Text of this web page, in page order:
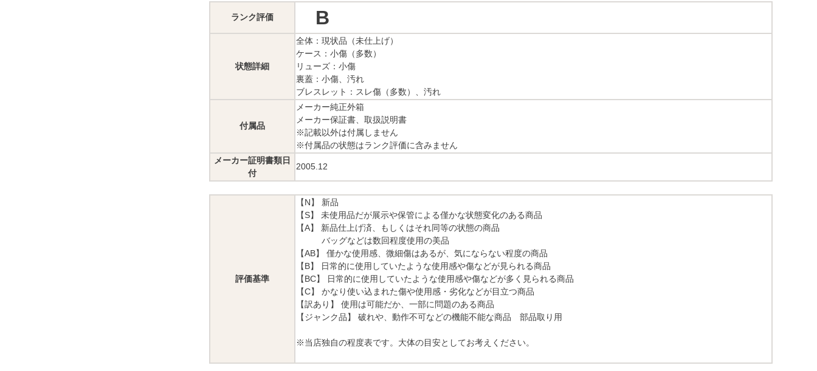
ランク評価 B
状態詳細
全体：現状品（未仕上げ）
ケース：小傷（多数）
リューズ：小傷
裏蓋：小傷、汚れ
ブレスレット：スレ傷（多数）、汚れ
付属品
メーカー純正外箱
メーカー保証書、取扱説明書
※記載以外は付属しません
※付属品の状態はランク評価に含みません
メーカー証明書類日
付
2005.12
評価基準
【N】 新品
【S】 未使用品だが展示や保管による僅かな状態変化のある商品
【A】 新品仕上げ済、もしくはそれ同等の状態の商品
バッグなどは数回程度使用の美品
【AB】 僅かな使用感、微細傷はあるが、気にならない程度の商品
【B】 日常的に使用していたような使用感や傷などが見られる商品
【BC】 日常的に使用していたような使用感や傷などが多く見られる商品
【C】 かなり使い込まれた傷や使用感・劣化などが目立つ商品
【訳あり】 使用は可能だか、一部に問題のある商品
【ジャンク品】 破れや、動作不可などの機能不能な商品 部品取り用
※当店独自の程度表です。大体の目安としてお考えください。